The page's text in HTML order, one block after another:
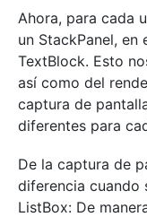
Ahora, para cada
un StackPanel, en
TextBlock. Esto
así como del
captura de
diferentes para
De la captura de
diferencia cuando
ListBox: De